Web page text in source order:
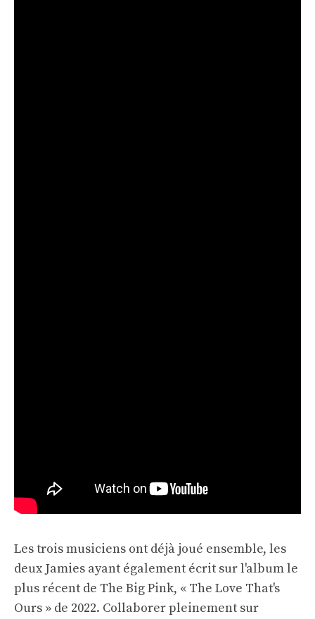
Les trois musiciens ont déjà joué ensemble, les
deux Jamies ayant également écrit sur l'album le
plus récent de The Big Pink, « The Love That's
Ours » de 2022. Collaborer pleinement sur